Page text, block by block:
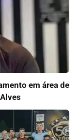
em área de